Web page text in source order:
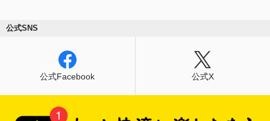
公式SNS
公式Facebook 公式X